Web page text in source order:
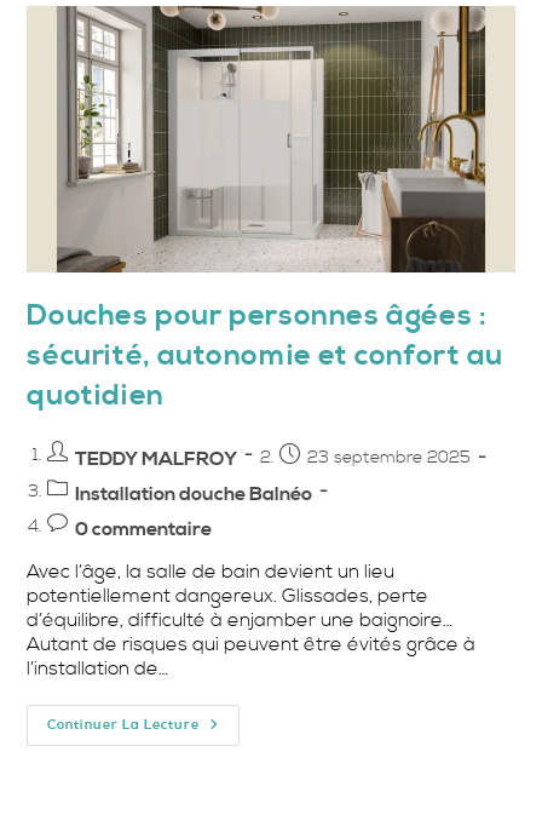
Une
Douche
Moderne,
Sécurisée
Confortable
Douches pour personnes âgées :
sécurité, autonomie et confort au
quotidien
Auteur/autrice
de
la
publication :
TEDDY MALFROY
Publication
23 septembre 2025
Post
category:
Installation douche Balnéo
Commentaires
la
publication :
0 commentaire
Avec l’âge, la salle de bain devient un lieu
potentiellement dangereux. Glissades, perte
d’équilibre, difficulté à enjamber une baignoire…
Autant de risques qui peuvent être évités grâce à
l’installation de…
Continuer La Lecture Douches
Pour